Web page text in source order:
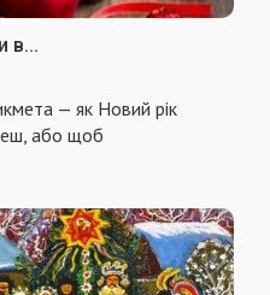
в...
— як Новий рік
або щоб